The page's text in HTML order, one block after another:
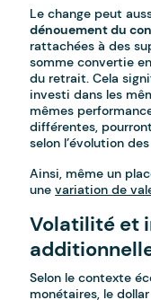
Le change peut
dénouement du
rattachées à des
somme convertie
du retrait. Cela
investi dans les
mêmes
différentes,
selon l’évolution
Ainsi, même un
unevariation de
Volatilité et
Selon le contexte
monétaires, le